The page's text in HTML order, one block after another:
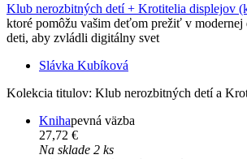
Klub nerozbitných detí + Krotitelia displejov
ktoré pomôžu vašim deťom prežiť v
deti, aby zvládli digitálny svet
Slávka Kubíková
Kolekcia titulov: Klub nerozbitných detí a
Knihapevná väzba
27,72 €
Na sklade 2 ks